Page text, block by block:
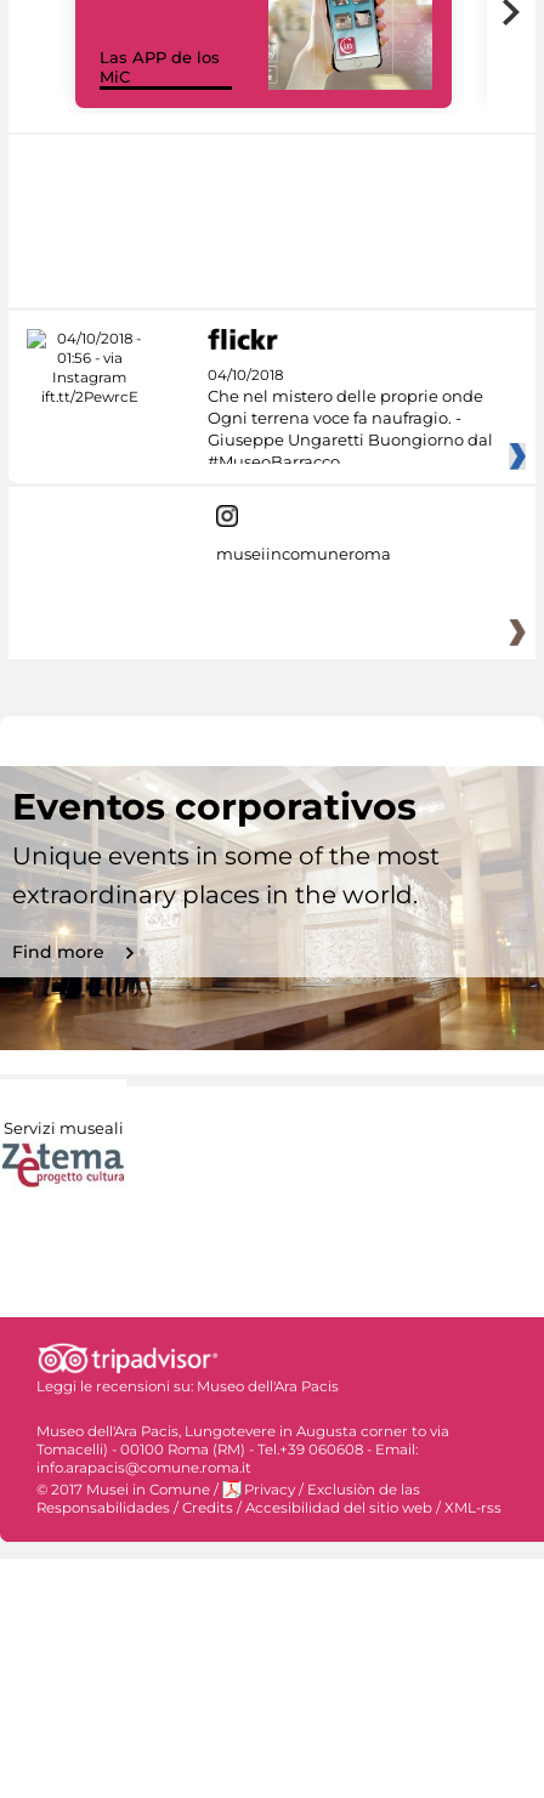
Las APP de los
MiC
04/10/2018
Che nel mistero delle proprie onde
Ogni terrena voce fa naufragio. -
Giuseppe Ungaretti Buongiorno dal
#MuseoBarracco
museiincomuneroma
Eventos corporativos
Unique events in some of the most
extraordinary places in the world.
Find more
Servizi museali
Leggi le recensioni su: Museo dell'Ara Pacis
Museo dell'Ara Pacis, Lungotevere in Augusta corner to via
Tomacelli) - 00100 Roma (RM) - Tel.+39 060608 - Email:
info.arapacis@comune.roma.it
© 2017 Musei in Comune / Privacy / Exclusiòn de las
Responsabilidades / Credits / Accesibilidad del sitio web / XML-rss